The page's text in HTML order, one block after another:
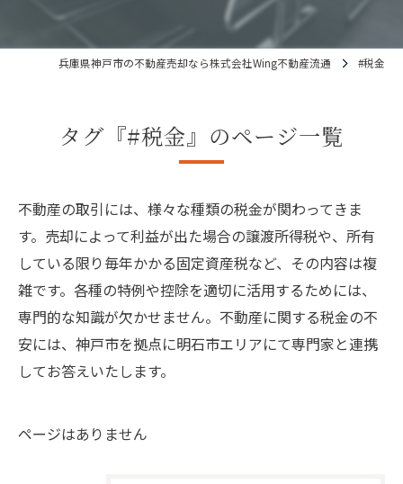
兵庫県神戸市の不動産売却なら株式会社Wing不動産流通 #税金
タグ『#税金』のページ一覧
不動産の取引には、様々な種類の税金が関わってきま
す。売却によって利益が出た場合の譲渡所得税や、所有
している限り毎年かかる固定資産税など、その内容は複
雑です。各種の特例や控除を適切に活用するためには、
専門的な知識が欠かせません。不動産に関する税金の不
安には、神戸市を拠点に明石市エリアにて専門家と連携
してお答えいたします。
ページはありません